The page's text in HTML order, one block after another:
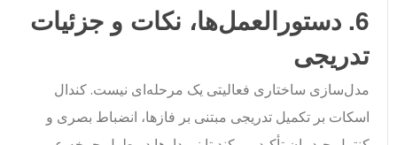
6. دستورالعمل‌ها، نکات و جزئیات
تدریجی
مدل‌سازی ساختاری فعالیتی یک مرحله‌ای نیست. کندال
اسکات بر تکمیل تدریجی مبتنی بر فازها، انضباط بصری و